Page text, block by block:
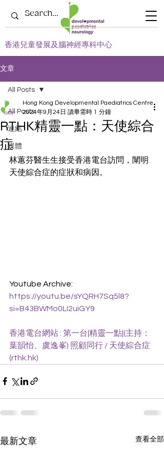
​香港兒童發展及腦神經專科中心
文章
All Posts
連結
媒體
All Posts
RTHK精靈一點：天使綜合
症
Hong Kong Developmental Paediatrics Centre
2024年9月24日 讀畢需時 1 分鐘
林蕙芬醫生生接受香港電台訪問，闡明
天使綜合症的症狀和病因。
Youtube Archive:
https://youtu.be/sYQRH7Sq5l8?
si=B43BWMo0LI2uiGY9
香港電台網站 : 第一台|精靈一點|(主持：
葉韻怡、虞逸峯) 照顧同行 / 天使綜合症
(rthk.hk)
最新文章 查看全部